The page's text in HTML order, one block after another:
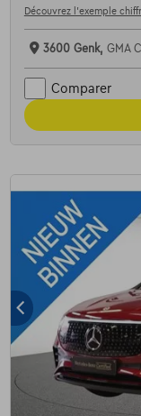
Découvrez l’exemple
3600 Genk, GMA
Comparer